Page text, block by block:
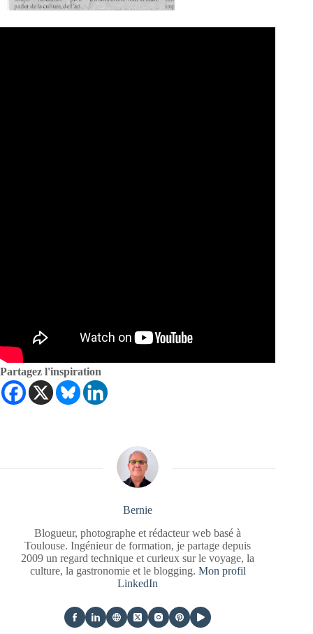
Partagez l'inspiration
Bernie
Blogueur, photographe et rédacteur web basé à
Toulouse. Ingénieur de formation, je partage depuis
2009 un regard technique et curieux sur le voyage, la
culture, la gastronomie et le blogging. Mon profil
LinkedIn